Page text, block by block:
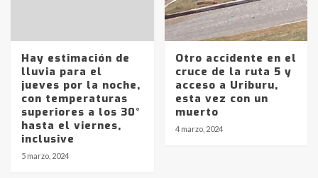
Hay estimación de
lluvia para el
jueves por la noche,
con temperaturas
superiores a los 30°
hasta el viernes,
inclusive
5 marzo, 2024
Otro accidente en el
cruce de la ruta 5 y
acceso a Uriburu,
esta vez con un
muerto
4 marzo, 2024
Identidad de los adolescentes